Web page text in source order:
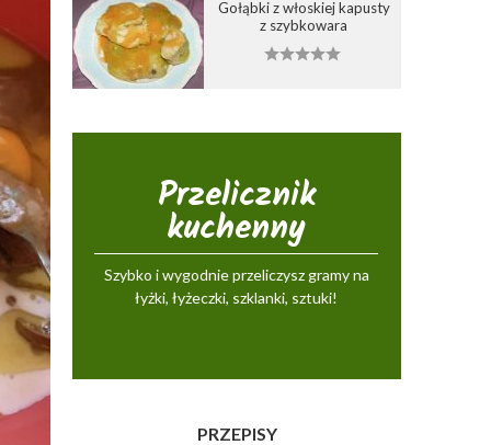
Gołąbki z włoskiej kapusty
z szybkowara
Przelicznik
kuchenny
Szybko i wygodnie przeliczysz gramy na
łyżki, łyżeczki, szklanki, sztuki!
PRZEPISY